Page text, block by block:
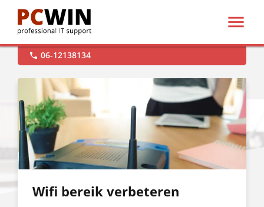

 support@pcwin.nl
 06-12138134
Wifi bereik verbeteren